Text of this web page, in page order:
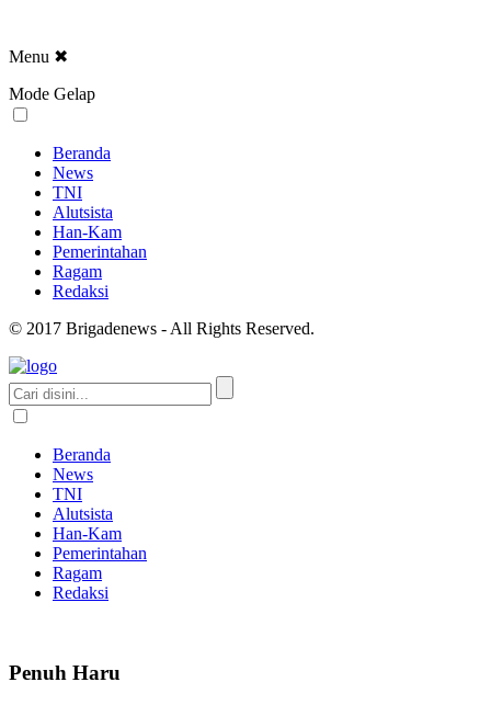
Menu ✖
Mode Gelap
Beranda
News
TNI
Alutsista
Han-Kam
Pemerintahan
Ragam
Redaksi
© 2017 Brigadenews - All Rights Reserved.
Beranda
News
TNI
Alutsista
Han-Kam
Pemerintahan
Ragam
Redaksi
Penuh Haru